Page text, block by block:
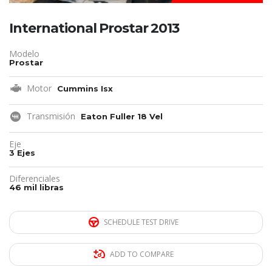
International Prostar 2013
Modelo
Prostar
Motor Cummins Isx
Transmisión Eaton Fuller 18 Vel
Eje
3 Ejes
Diferenciales
46 mil libras
SCHEDULE TEST DRIVE
ADD TO COMPARE